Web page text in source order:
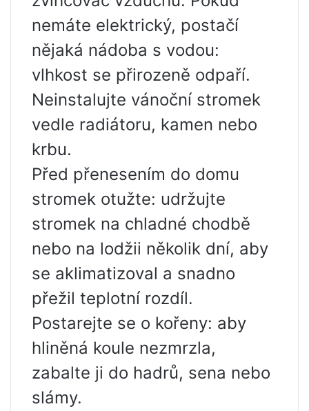
nemáte elektrický, postačí
nějaká nádoba s vodou:
vlhkost se přirozeně odpaří.
Neinstalujte vánoční stromek
vedle radiátoru, kamen nebo
krbu.
Před přenesením do domu
stromek otužte: udržujte
stromek na chladné chodbě
nebo na lodžii několik dní, aby
se aklimatizoval a snadno
přežil teplotní rozdíl.
Postarejte se o kořeny: aby
hliněná koule nezmrzla,
zabalte ji do hadrů, sena nebo
slámy.